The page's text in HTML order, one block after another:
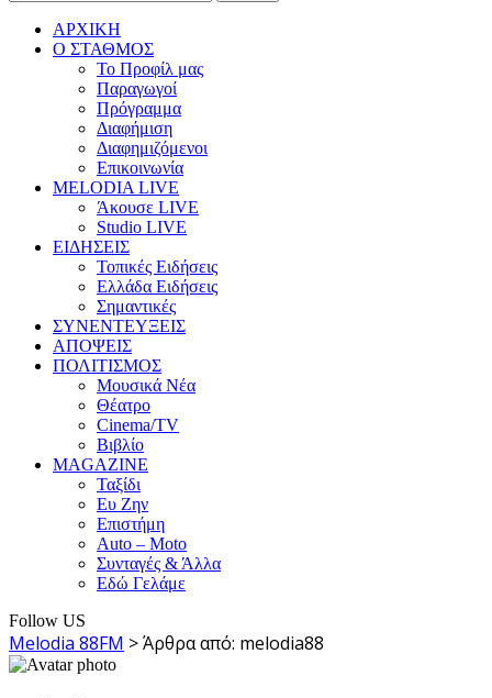
ΑΡΧΙΚΗ
Ο ΣΤΑΘΜΟΣ
Το Προφίλ μας
Παραγωγοί
Πρόγραμμα
Διαφήμιση
Διαφημιζόμενοι
Επικοινωνία
MELODIA LIVE
Άκουσε LIVE
Studio LIVE
ΕΙΔΗΣΕΙΣ
Τοπικές Ειδήσεις
Ελλάδα Ειδήσεις
Σημαντικές
ΣΥΝΕΝΤΕΥΞΕΙΣ
ΑΠΟΨΕΙΣ
ΠΟΛΙΤΙΣΜΟΣ
Μουσικά Νέα
Θέατρο
Cinema/TV
Βιβλίο
MAGAZINE
Ταξίδι
Ευ Ζην
Επιστήμη
Auto – Moto
Συνταγές & Άλλα
Εδώ Γελάμε
Follow US
Melodia 88FM >Άρθρα από: melodia88